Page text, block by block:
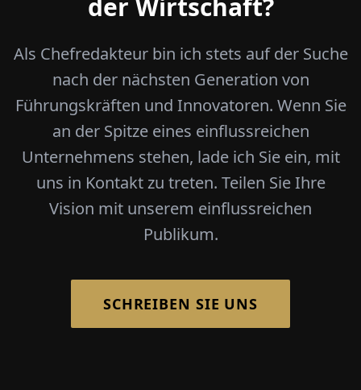
Als Chefredakteur bin ich stets auf der Suche
nach der nächsten Generation von
Führungskräften und Innovatoren. Wenn Sie
an der Spitze eines einflussreichen
Unternehmens stehen, lade ich Sie ein, mit
uns in Kontakt zu treten. Teilen Sie Ihre
Vision mit unserem einflussreichen
Publikum.
SCHREIBEN SIE UNS